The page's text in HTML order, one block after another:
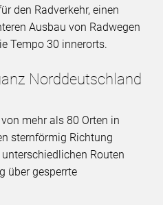
den Radverkehr, einen
Ausbau von Radwegen
Tempo 30 innerorts.
Norddeutschland
mehr als 80 Orten in
sternförmig Richtung
Routen
über gesperrte